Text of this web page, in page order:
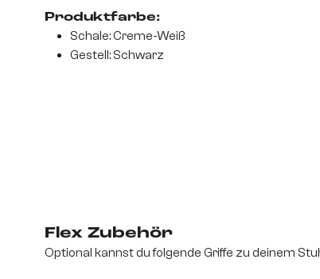
Produktfarbe:
Schale: Creme-Weiß
Gestell: Schwarz
Flex Zubehör
Optional kannst du folgende Griffe zu deinem